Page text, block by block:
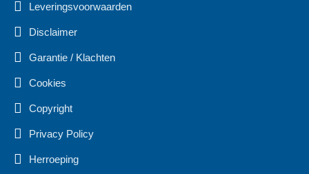
Leveringsvoorwaarden
Disclaimer
Garantie / Klachten
Cookies
Copyright
Privacy Policy
Herroeping